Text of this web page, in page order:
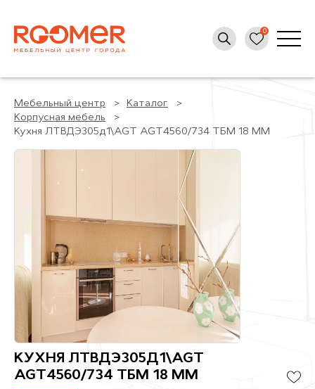
Мебельный центр
Каталог
Корпусная мебель
Кухня ЛТВДЭ305д1\AGT AGT4560/734 ТБМ 18 ММ
КУХНЯ ЛТВДЭ305Д1\AGT
AGT4560/734 ТБМ 18 ММ